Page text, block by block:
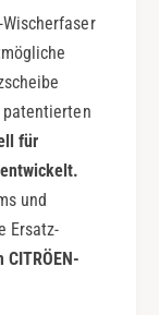
patentierten
für
und
Ersatz-